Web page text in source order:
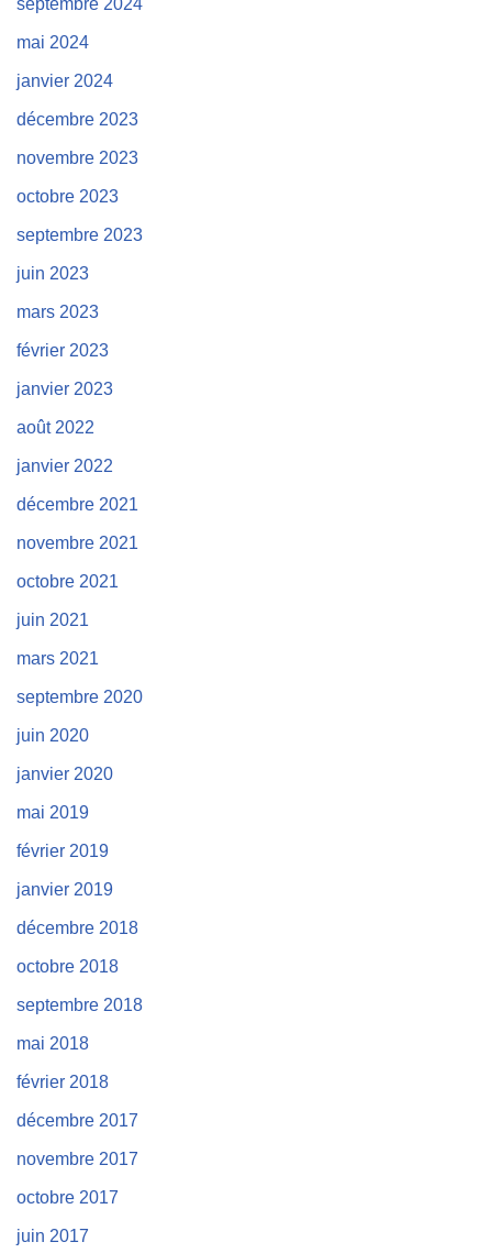
mai 2024
janvier 2024
décembre 2023
novembre 2023
octobre 2023
septembre 2023
juin 2023
mars 2023
février 2023
janvier 2023
août 2022
janvier 2022
décembre 2021
novembre 2021
octobre 2021
juin 2021
mars 2021
septembre 2020
juin 2020
janvier 2020
mai 2019
février 2019
janvier 2019
décembre 2018
octobre 2018
septembre 2018
mai 2018
février 2018
décembre 2017
novembre 2017
octobre 2017
juin 2017